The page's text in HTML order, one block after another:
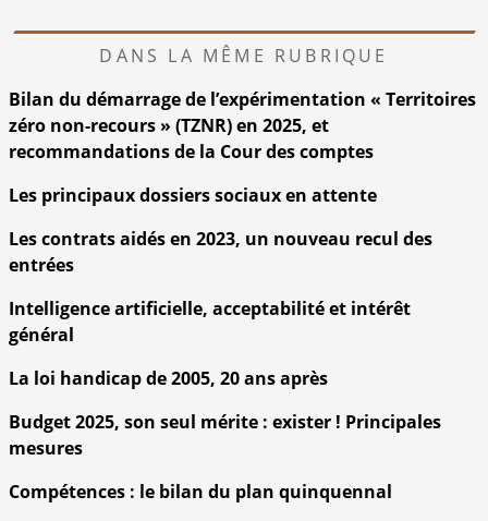
DANS LA MÊME RUBRIQUE
Bilan du démarrage de l’expérimentation « Territoires
zéro non-recours » (TZNR) en 2025, et
recommandations de la Cour des comptes
Les principaux dossiers sociaux en attente
Les contrats aidés en 2023, un nouveau recul des
entrées
Intelligence artificielle, acceptabilité et intérêt
général
La loi handicap de 2005, 20 ans après
Budget 2025, son seul mérite : exister ! Principales
mesures
Compétences : le bilan du plan quinquennal